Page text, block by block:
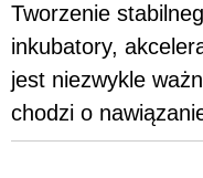
Tworzenie
inkubatory,
jest niezwykle
chodzi o